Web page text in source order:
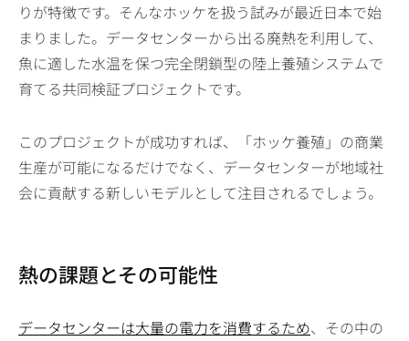
りが特徴です。そんなホッケを扱う試みが最近日本で始
まりました。データセンターから出る廃熱を利用して、
魚に適した水温を保つ完全閉鎖型の陸上養殖システムで
育てる共同検証プロジェクトです。
このプロジェクトが成功すれば、「ホッケ養殖」の商業
生産が可能になるだけでなく、データセンターが地域社
会に貢献する新しいモデルとして注目されるでしょう。
熱の課題とその可能性
データセンターは大量の電力を消費するため、その中の